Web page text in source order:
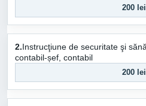
200 lei
2.Instrucţiune de securitate şi
contabil-șef, contabil
200 lei